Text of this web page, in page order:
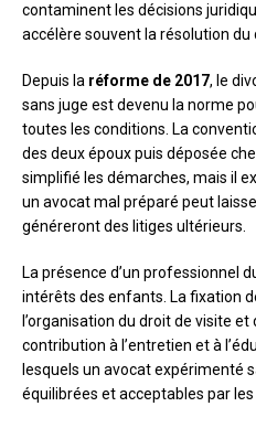
contaminent les décisions
accélère souvent la résolution du
Depuis la réforme de 2017, le
sans juge est devenu la norme
toutes les conditions. La
des deux époux puis déposée
simplifié les démarches, mais il
un avocat mal préparé peut
généreront des litiges ultérieurs.
La présence d’un professionnel
intérêts des enfants. La fixation
l’organisation du droit de visite
contribution à l’entretien et à
lesquels un avocat expérimenté
équilibrées et acceptables par les